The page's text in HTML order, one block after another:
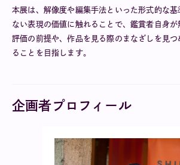
本展は、解像度や編集手法といった形式的な
ない表現の価値に触れることで、鑑賞者自身が
評価の前提や、作品を見る際のまなざしを見
ることを目指します。
企画者プロフィール